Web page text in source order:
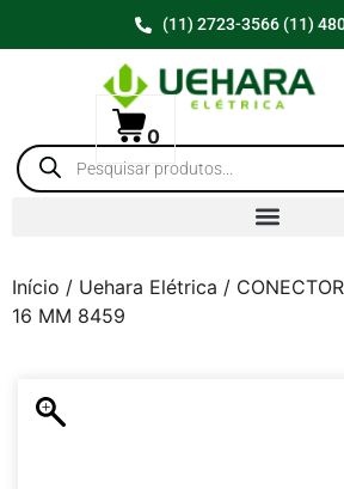
(11) 2723-3566 (11)
0
Início / Uehara Elétrica /
16 MM 8459